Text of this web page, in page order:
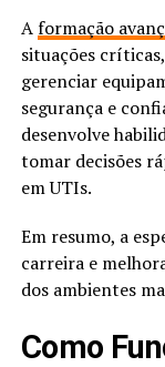
Aformação
situações
gerenciar
segurança e
desenvolve
tomar decisões
em UTIs.
Em resumo, a
carreira e
dos ambientes
Como